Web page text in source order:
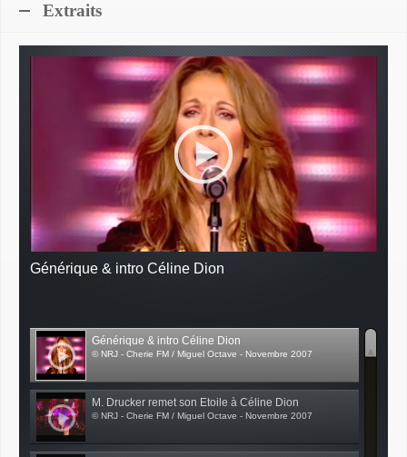
Extraits
Générique & intro Céline Dion
Générique & intro Céline Dion
© NRJ - Cherie FM / Miguel Octave - Novembre 2007
M. Drucker remet son Etoile à Céline Dion
© NRJ - Cherie FM / Miguel Octave - Novembre 2007